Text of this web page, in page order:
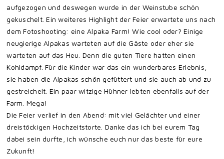
aufgezogen und deswegen wurde in der Weinstube schön
gekuschelt. Ein weiteres Highlight der Feier erwartete uns nach
dem Fotoshooting: eine Alpaka Farm! Wie cool oder? Einige
neugierige Alpakas warteten auf die Gäste oder eher sie
warteten auf das Heu. Denn die guten Tiere hatten einen
Kohldampf. Für die Kinder war das ein wunderbares Erlebnis,
sie haben die Alpakas schön gefüttert und sie auch ab und zu
gestreichelt. Ein paar witzige Hühner lebten ebenfalls auf der
Farm. Mega!
Die Feier verlief in den Abend: mit viel Gelächter und einer
dreistöckigen Hochzeitstorte. Danke das ich bei eurem Tag
dabei sein durfte, ich wünsche euch nur das beste für eure
Zukunft!